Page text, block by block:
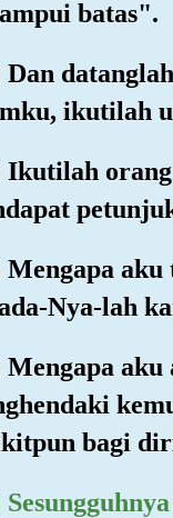
batas".
Dan
ikutilah
Ikutilah
Mengapa
Nya-lah
Mengapa
bagi